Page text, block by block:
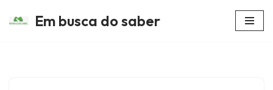
Em busca do saber